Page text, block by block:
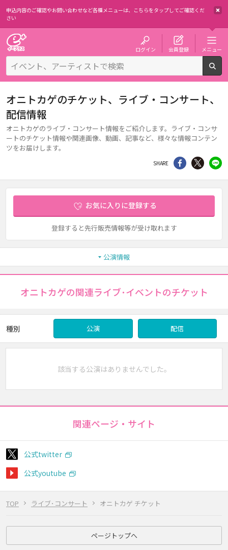
申込内容のご確認やお問い合わせなど各種メニューは、 こちらをタップしてご確認くだ
さい
ログイン 会員登録 メニュー
TOP ライブ･コンサート オニトカゲ チケット
オニトカゲのチケット、ライブ・コンサート、
配信情報
オニトカゲのライブ・コンサート情報をご紹介します。ライブ・コンサ
ートのチケット情報や関連画像、動画、記事など、様々な情報コンテン
ツをお届けします。
SHARE シェア Twitter
お気に入りに登録する
登録すると先行販売情報等が受け取れます
公演情報
オニトカゲの関連ライブ･イベントのチケット
種別 公演 配信
該当する公演はありませんでした。
関連ページ・サイト
公式twitter
公式youtube
ページトップへ